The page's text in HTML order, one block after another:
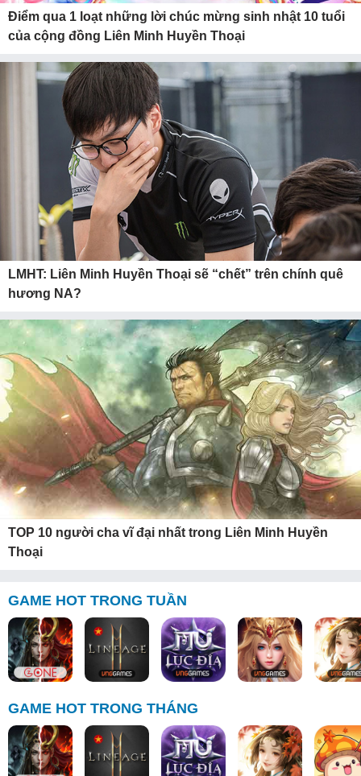
Điểm qua 1 loạt những lời chúc mừng sinh nhật 10 tuổi
của cộng đồng Liên Minh Huyền Thoại
LMHT: Liên Minh Huyền Thoại sẽ “chết” trên chính quê
hương NA?
TOP 10 người cha vĩ đại nhất trong Liên Minh Huyền
Thoại
GAME HOT TRONG TUẦN
GAME HOT TRONG THÁNG